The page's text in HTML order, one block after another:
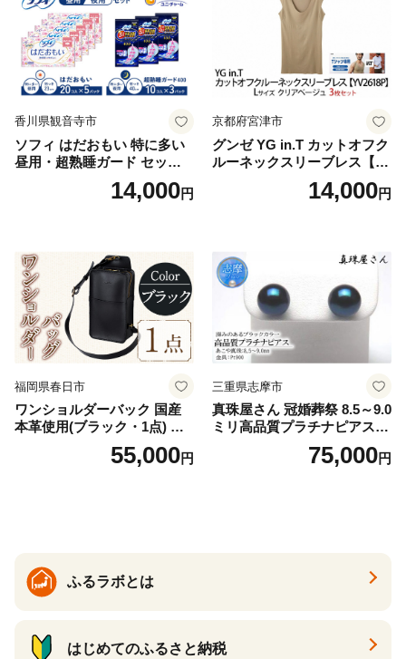
香川県観音寺市
ソフィ はだおもい 特に多い
昼用・超熟睡ガード セット
羽付き ナプキン 生理用品 サ
ニタリー ユニ・チャーム
14,000円
京都府宮津市
グンゼ YG in.T カットオフク
ルーネックスリーブレス【Y
V2618P】Lサイズ クリアベ
ージュ3枚セット [№5716-04
14,000円
福岡県春日市
ワンショルダーバック 国産
本革使用(ブラック・1点) 鞄
バック バッグ カバン レザー
国産 日本製 牛革 黒 革 革製
55,000円
三重県志摩市
真珠屋さん 冠婚葬祭 8.5～9.0
ミリ高品質プラチナピアス P
t900 志摩産アコヤ真珠 ブラ
ックパール 黒真珠75,000円
ふるラボとは
はじめてのふるさと納税